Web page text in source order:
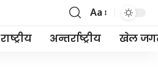
Font
Resizer
Aa
राष्ट्रीय अन्तर्राष्ट्रीय खेल